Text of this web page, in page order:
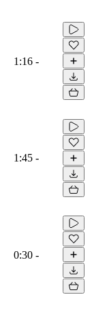
1:16 -
1:45 -
0:30 -